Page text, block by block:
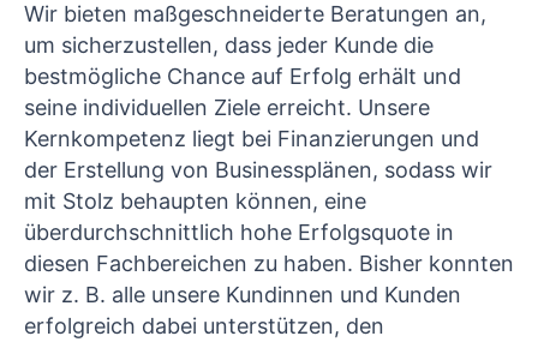
Wir bieten maßgeschneiderte Beratungen an,
um sicherzustellen, dass jeder Kunde die
bestmögliche Chance auf Erfolg erhält und
seine individuellen Ziele erreicht. Unsere
Kernkompetenz liegt bei Finanzierungen und
der Erstellung von Businessplänen, sodass wir
mit Stolz behaupten können, eine
überdurchschnittlich hohe Erfolgsquote in
diesen Fachbereichen zu haben. Bisher konnten
wir z. B. alle unsere Kundinnen und Kunden
erfolgreich dabei unterstützen, den